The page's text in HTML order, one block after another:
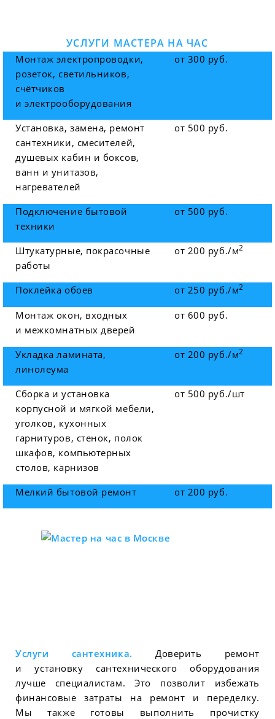
УСЛУГИ МАСТЕРА НА ЧАС
Монтаж электропроводки,
розеток, светильников,
счётчиков
и электрооборудования
от 300 руб.
Установка, замена, ремонт
сантехники, смесителей,
душевых кабин и боксов,
ванн и унитазов,
нагревателей
от 500 руб.
Подключение бытовой
техники
от 500 руб.
Штукатурные, покрасочные
работы
от 200 руб./м2
Поклейка обоев от 250 руб./м2
Монтаж окон, входных
и межкомнатных дверей
от 600 руб.
Укладка ламината,
линолеума
от 200 руб./м2
Сборка и установка
корпусной и мягкой мебели,
уголков, кухонных
гарнитуров, стенок, полок
шкафов, компьютерных
столов, карнизов
от 500 руб./шт
Мелкий бытовой ремонт от 200 руб.
Услуги сантехника. Доверить ремонт
и установку сантехнического оборудования
лучше специалистам. Это позволит избежать
финансовые затраты на ремонт и переделку.
Мы также готовы выполнить прочистку